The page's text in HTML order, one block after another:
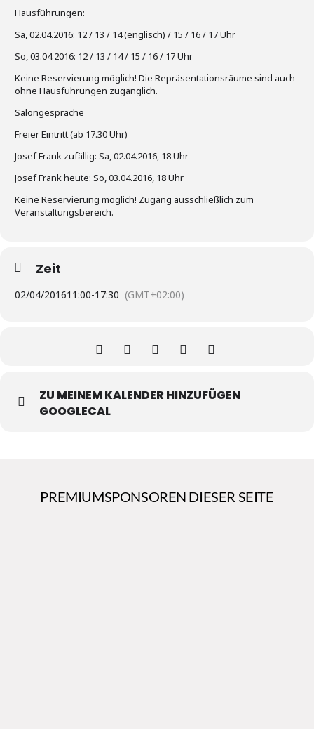
Hausführungen:
Sa, 02.04.2016: 12 / 13 / 14 (englisch) / 15 / 16 / 17 Uhr
So, 03.04.2016: 12 / 13 / 14 / 15 / 16 / 17 Uhr
Keine Reservierung möglich! Die Repräsentationsräume sind auch
ohne Hausführungen zugänglich.
Salongespräche
Freier Eintritt (ab 17.30 Uhr)
Josef Frank zufällig: Sa, 02.04.2016, 18 Uhr
Josef Frank heute: So, 03.04.2016, 18 Uhr
Keine Reservierung möglich! Zugang ausschließlich zum
Veranstaltungsbereich.
Zeit
02/04/201611:00-17:30 (GMT+02:00)
ZU MEINEM KALENDER HINZUFÜGEN
GOOGLECAL
PREMIUMSPONSOREN DIESER SEITE